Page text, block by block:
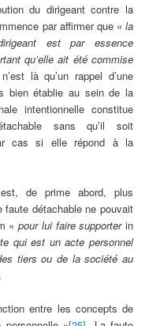
du dirigeant contre la
par affirmer que « la
est par essence
qu’elle ait été commise
là qu’un rappel d’une
bien établie au sein de la
intentionnelle constitue
sans qu’il soit
cas si elle répond à la
de prime abord, plus
faute détachable ne pouvait
«pour lui faire supporter in
qui est un acte personnel
tiers ou de la société au
entre les concepts de